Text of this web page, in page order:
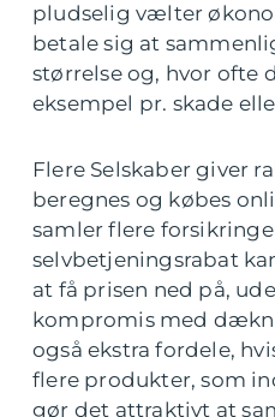
pludselig vælter
betale sig at
størrelse og, hvor ofte
eksempel pr. skade
Flere Selskaber giver
beregnes og købes
samler flere
selvbetjeningsrabat
at få prisen ned på,
kompromis med
også ekstra fordele,
flere produkter, som
gør det attraktivt at